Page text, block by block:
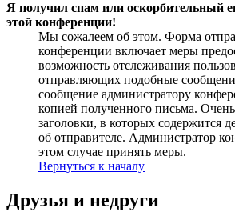
Я получил спам или оскорбительный
этой конференции!
Мы сожалеем об этом. Форма
конференции включает меры
возможность отслеживания
отправляющих подобные
сообщение администратору
копией полученного письма.
заголовки, в которых содержится
об отправителе. Администратор
этом случае принять меры.
Вернуться к началу
Друзья и недруги